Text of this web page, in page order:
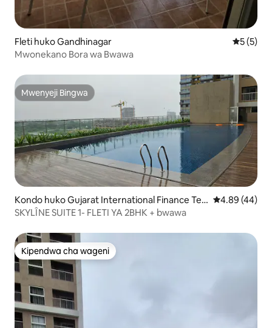
Fleti huko Gandhinagar
5 (5)
Mwonekano Bora wa Bwawa
Mwenyeji Bingwa
Mwenyeji Bingwa
Kondo huko Gujarat International Finance Tec
-City
Ukadiriaji wa
4.89 (44)
SKYLÎNE SUITE 1- FLETI YA 2BHK + bwawa
Kipendwa cha wageni
Kipendwa cha wageni